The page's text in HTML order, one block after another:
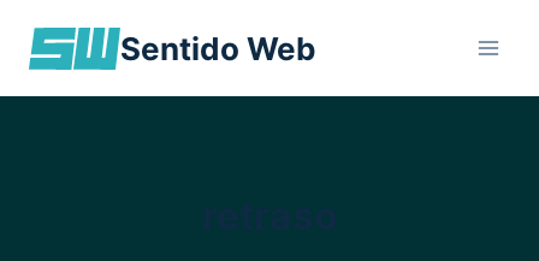
Sentido Web